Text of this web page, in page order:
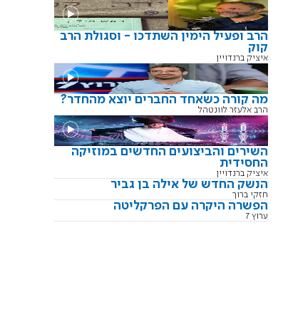
הרב ופעיל הימין השתדכו - וסגולת הרב
קוק
איציק ברנדויין
מה קורה כשאחד החברים יוצא מהחדר?
הרב אלעזר לוונטהל
השירים והביצועים החדשים במוזיקה
החסידית
איציק ברנדויין
הנשק החדש של אילה בן גביר
חזקי ברוך
הפשרה היקרה עם הפרקליטה
ערוץ 7